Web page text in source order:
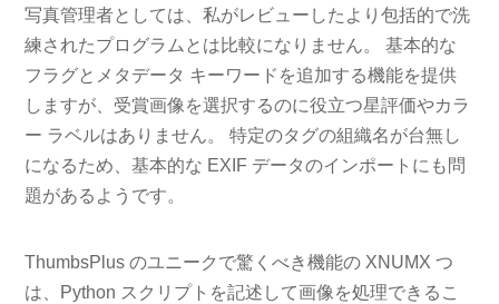
写真管理者としては、私がレビューしたより包括的で洗
練されたプログラムとは比較になりません。 基本的な
フラグとメタデータ キーワードを追加する機能を提供
しますが、受賞画像を選択するのに役立つ星評価やカラ
ー ラベルはありません。 特定のタグの組織名が台無し
になるため、基本的な EXIF データのインポートにも問
題があるようです。
ThumbsPlus のユニークで驚くべき機能の XNUMX つ
は、Python スクリプトを記述して画像を処理できるこ